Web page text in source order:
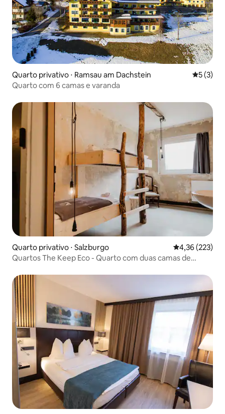
Quarto privativo ⋅ Ramsau am Dachstein 5 de
5 (3)
Quarto com 6 camas e varanda
Quarto privativo ⋅ Salzburgo 4,36 de uma
4,36 (223)
Quartos The Keep Eco - Quarto com duas camas de